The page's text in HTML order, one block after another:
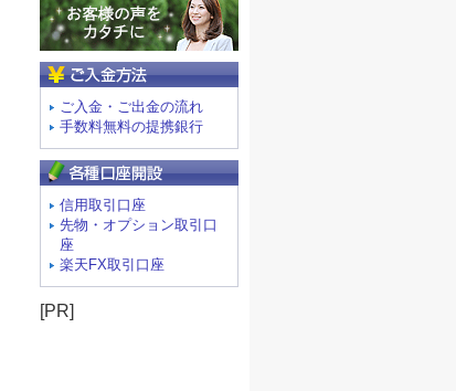
ご入金・ご出金の流れ
手数料無料の提携銀行
信用取引口座
先物・オプション取引口
座
楽天FX取引口座
[PR]